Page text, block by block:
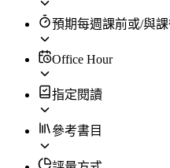
預期每週課前或/與
Office Hour
指定閱讀
參考書目